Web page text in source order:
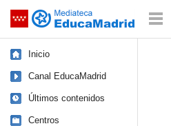
Saltar navegación
Inicio
Canal EducaMadrid
Últimos contenidos
Centros